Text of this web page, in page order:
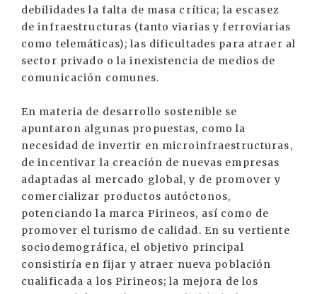
debilidades la falta de masa crítica; la escasez
de infraestructuras (tanto viarias y ferroviarias
como telemáticas); las dificultades para atraer al
sector privado o la inexistencia de medios de
comunicación comunes.
En materia de desarrollo sostenible se
apuntaron algunas propuestas, como la
necesidad de invertir en microinfraestructuras,
de incentivar la creación de nuevas empresas
adaptadas al mercado global, y de promover y
comercializar productos autóctonos,
potenciando la marca Pirineos, así como de
promover el turismo de calidad. En su vertiente
sociodemográfica, el objetivo principal
consistiría en fijar y atraer nueva población
cualificada a los Pirineos; la mejora de los